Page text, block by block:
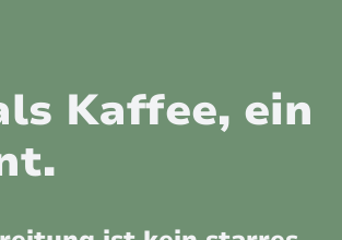
Kaffee, ein